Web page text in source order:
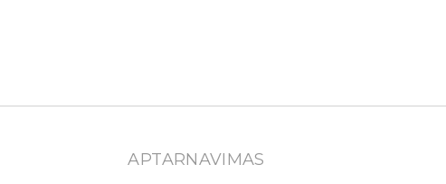
APTARNAVIMAS